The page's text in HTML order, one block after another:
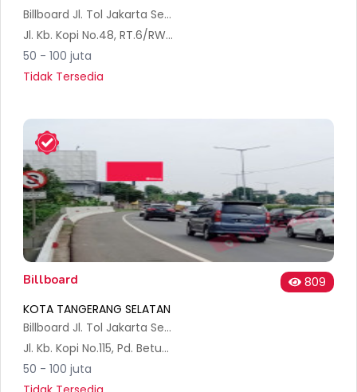
Billboard Jl. Tol Jakarta Serpong BSD KM 02,200 B
Jl. Kb. Kopi No.48, RT.6/RW.4, Pd. Betung, Kec. Pd. Aren, Kota Tangerang Selatan, Banten 15221, Indonesia
50 - 100 juta
Tidak Tersedia
Billboard
809
KOTA TANGERANG SELATAN
Billboard Jl. Tol Jakarta Serpong BSD KM 02,200 A
Jl. Kb. Kopi No.115, Pd. Betung, Kec. Pd. Aren, Kota Tangerang Selatan, Banten 15221, Indonesia
50 - 100 juta